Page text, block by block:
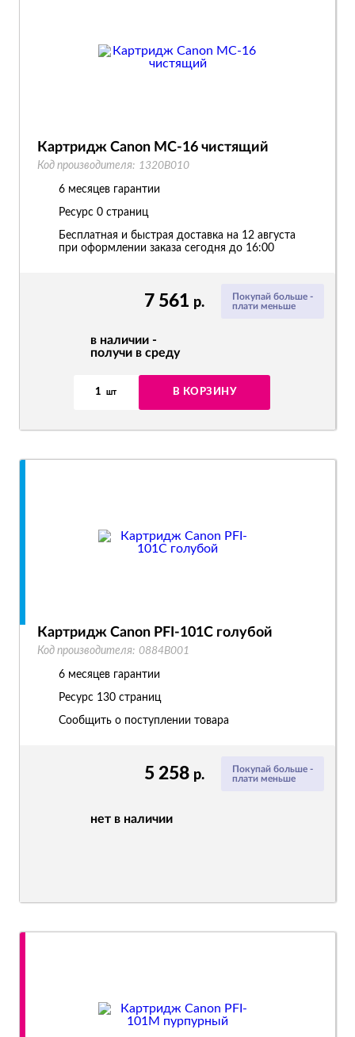
Покупай больше -
плати меньше
7 561 р.
в наличии -
получи в среду
1 шт В КОРЗИНУ
Картридж Canon MC-16 чистящий
Код производителя: 1320B010
6 месяцев гарантии
Ресурс 0 страниц
Бесплатная и быстрая доставка на 12 августа
при оформлении заказа сегодня до 16:00
Покупай больше -
плати меньше
5 258 р.
нет в наличии
Картридж Canon PFI-101C голубой
Код производителя: 0884B001
6 месяцев гарантии
Ресурс 130 страниц
Сообщить о поступлении товара